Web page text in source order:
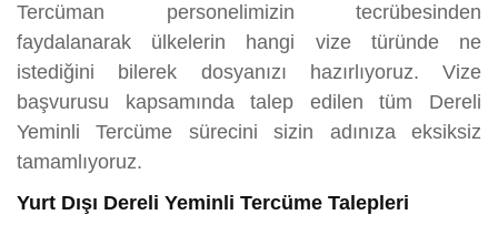
Tercüman personelimizin tecrübesinden
faydalanarak ülkelerin hangi vize türünde ne
istediğini bilerek dosyanızı hazırlıyoruz. Vize
başvurusu kapsamında talep edilen tüm Dereli
Yeminli Tercüme sürecini sizin adınıza eksiksiz
tamamlıyoruz.
Yurt Dışı Dereli Yeminli Tercüme Talepleri